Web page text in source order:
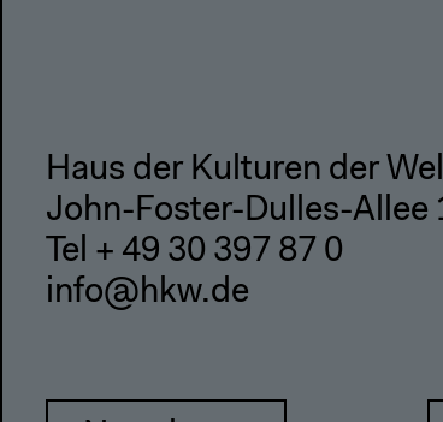
Haus der Kulturen der
John-Foster-Dulles-Allee
Tel + 49 30 397 87 0
info@hkw.de